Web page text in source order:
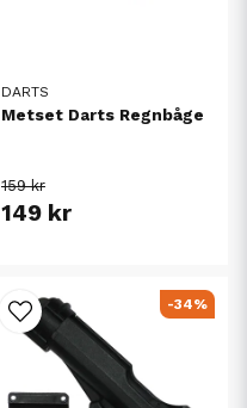
DARTS
Metset Darts Regnbåge
159 kr
149 kr
-34%